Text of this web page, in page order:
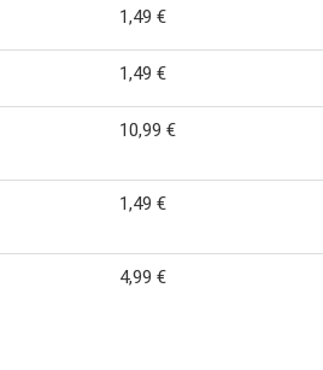
1,49 €
1,49 €
10,99 €
1,49 €
4,99 €